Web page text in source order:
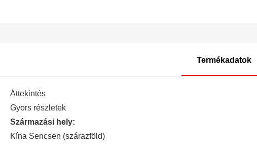
Termékadatok
Áttekintés
Gyors részletek
Származási hely:
Kína Sencsen (szárazföld)